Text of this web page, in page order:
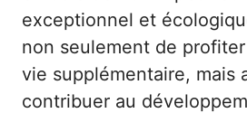
exceptionnel et
non seulement de profiter
vie supplémentaire, mais
contribuer au